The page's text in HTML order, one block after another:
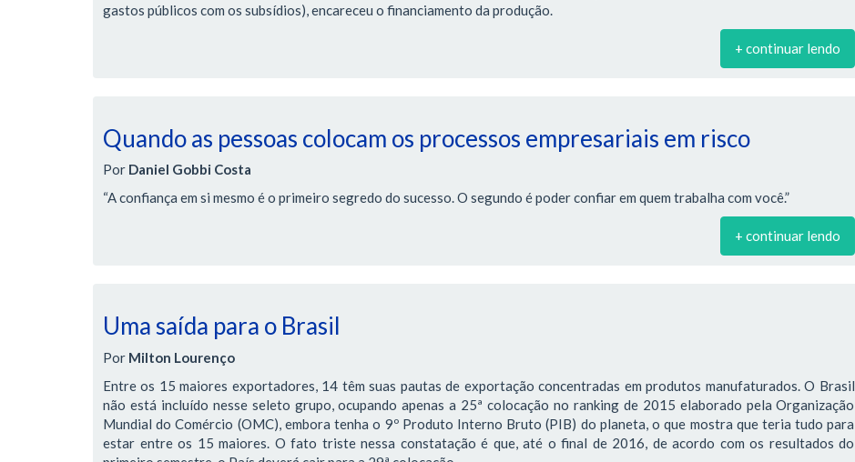
gastos públicos com os subsídios), encareceu o financiamento da produção.
+ continuar lendo
Quando as pessoas colocam os processos empresariais em risco
Por Daniel Gobbi Costa
“A confiança em si mesmo é o primeiro segredo do sucesso. O segundo é poder confiar em quem trabalha com você.”
+ continuar lendo
Uma saída para o Brasil
Por Milton Lourenço
Entre os 15 maiores exportadores, 14 têm suas pautas de exportação concentradas em produtos manufaturados. O Brasil
não está incluído nesse seleto grupo, ocupando apenas a 25ª colocação no ranking de 2015 elaborado pela Organização
Mundial do Comércio (OMC), embora tenha o 9º Produto Interno Bruto (PIB) do planeta, o que mostra que teria tudo para
estar entre os 15 maiores. O fato triste nessa constatação é que, até o final de 2016, de acordo com os resultados do